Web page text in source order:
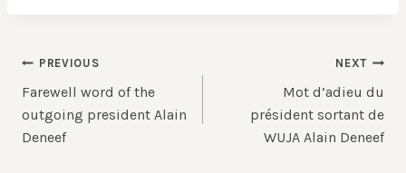
Post
navigation
PREVIOUS
Farewell word of the
outgoing president Alain
Deneef
NEXT
Mot d’adieu du
président sortant de
WUJA Alain Deneef